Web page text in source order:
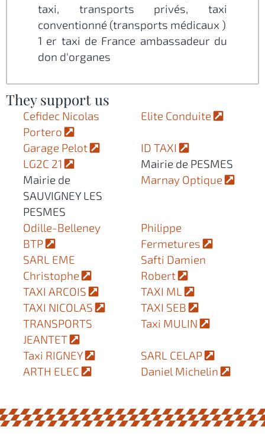
taxi, transports privés, taxi
conventionné (transports médicaux )
1 er taxi de France ambassadeur du
don d'organes
They support us
Cefidec Nicolas
Portero
Elite Conduite
Garage Pelot
ID TAXI
LG2C 21
Mairie de PESMES
Mairie de
SAUVIGNEY LES
PESMES
Marnay Optique
Odille-Belleney
BTP
Philippe
Fermetures
SARL EME
Christophe
Safti Damien
Robert
TAXI ARCOIS
TAXI ML
TAXI NICOLAS
TAXI SEB
TRANSPORTS
JEANTET
Taxi MULIN
Taxi RIGNEY
SARL CELAP
ARTH ELEC
Daniel Michelin